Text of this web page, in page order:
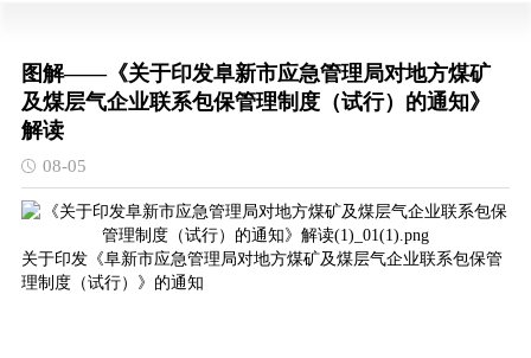
图解——《关于印发阜新市应急管理局对地方煤矿
及煤层气企业联系包保管理制度（试行）的通知》
解读
08-05
关于印发《阜新市应急管理局对地方煤矿及煤层气企业联系包保管
理制度（试行）》的通知